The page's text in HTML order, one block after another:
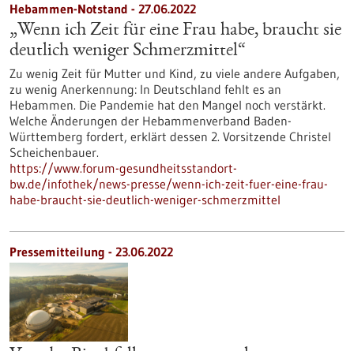
Hebammen-Notstand - 27.06.2022
„Wenn ich Zeit für eine Frau habe, braucht sie
deutlich weniger Schmerzmittel“
Zu wenig Zeit für Mutter und Kind, zu viele andere Aufgaben,
zu wenig Anerkennung: In Deutschland fehlt es an
Hebammen. Die Pandemie hat den Mangel noch verstärkt.
Welche Änderungen der Hebammenverband Baden-
Württemberg fordert, erklärt dessen 2. Vorsitzende Christel
Scheichenbauer.
https://www.forum-gesundheitsstandort-
bw.de/infothek/news-presse/wenn-ich-zeit-fuer-eine-frau-
habe-braucht-sie-deutlich-weniger-schmerzmittel
Pressemitteilung - 23.06.2022